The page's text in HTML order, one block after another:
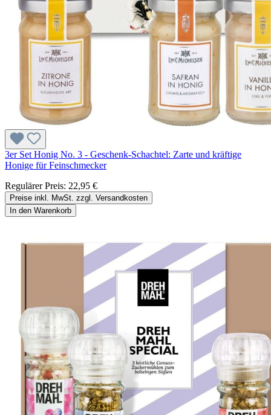
3er Set Honig No. 3 - Geschenk-Schachtel: Zarte und kräftige
Honige für Feinschmecker
Regulärer Preis: 22,95 €
Preise inkl. MwSt. zzgl. Versandkosten
In den Warenkorb